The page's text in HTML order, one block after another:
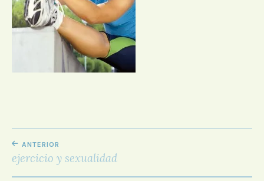
D
R
O
R
NAVEGACIÓN
DE
ENTRADAS
ANTERIOR
ejercicio y sexualidad